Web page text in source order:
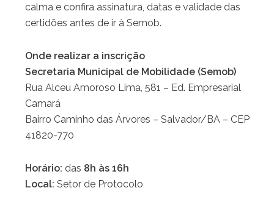
calma e confira assinatura, datas e validade das
certidões antes de ir à Semob.
Onde realizar a inscrição
Secretaria Municipal de Mobilidade (Semob)
Rua Alceu Amoroso Lima, 581 – Ed. Empresarial
Camará
Bairro Caminho das Árvores – Salvador/BA – CEP
41820-770
Horário: das 8h às 16h
Local: Setor de Protocolo